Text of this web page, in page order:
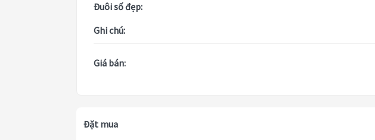
Đuôi số đẹp:
Ghi chú:
Giá bán:
Đặt mua